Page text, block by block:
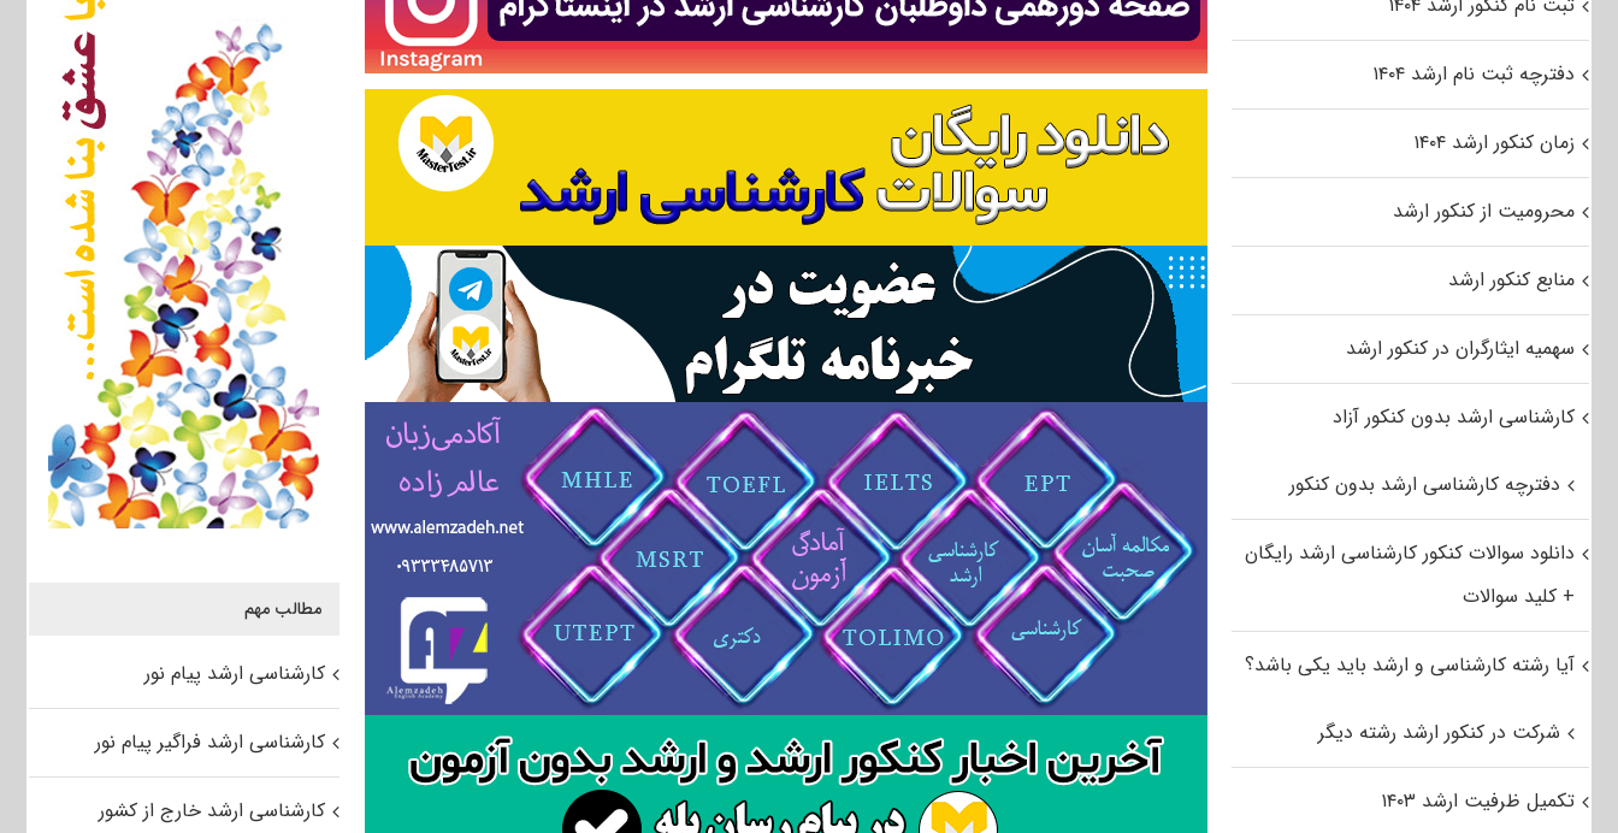
مطالب مهم
کارشناسی ارشد پیام نور
کارشناسی ارشد فراگیر پیام نور
کارشناسی ارشد خارج از کشور
دفترچه ثبت نام ارشد ۱۴۰۴
زمان کنکور ارشد ۱۴۰۴
محرومیت از کنکور ارشد
منابع کنکور ارشد
سهمیه ایثارگران در کنکور ارشد
کارشناسی ارشد بدون کنکور آزاد
دفترچه کارشناسی ارشد بدون کنکور
دانلود سوالات کنکور کارشناسی ارشد رایگان
+ کلید سوالات
آیا رشته کارشناسی و ارشد باید یکی باشد؟
شرکت در کنکور ارشد رشته دیگر
تکمیل ظرفیت ارشد ۱۴۰۳